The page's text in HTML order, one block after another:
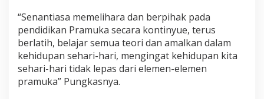
“Senantiasa memelihara dan berpihak pada
pendidikan Pramuka secara kontinyue, terus
berlatih, belajar semua teori dan amalkan dalam
kehidupan sehari-hari, mengingat kehidupan kita
sehari-hari tidak lepas dari elemen-elemen
pramuka” Pungkasnya.